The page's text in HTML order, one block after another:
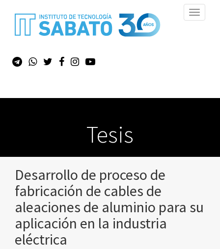
Toggle
Tesis
Desarrollo de proceso de
fabricación de cables de
aleaciones de aluminio para su
aplicación en la industria
eléctrica